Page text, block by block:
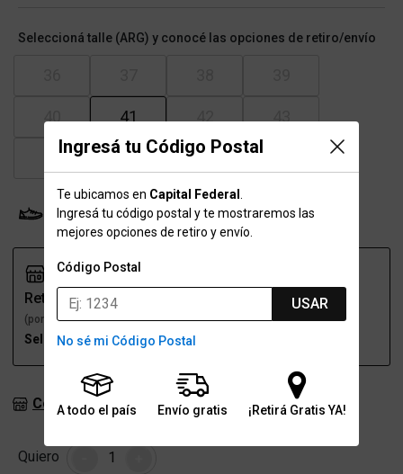
Ingresá tu Código Postal
Te ubicamos en Capital Federal
Ingresá tu código postal y te mostraremos las
mejores opciones de retiro y envío.
Código Postal
USAR
No sé mi Código Postal
A todo el país Envío gratis ¡Retirá Gratis YA!
Seleccioná talle (ARG) y conocé las opciones de retiro/envío
41
44 45 46
Probador Virtual Tabla de talles
Retiro
(por una sucursal)
Seleccioná talle
(a domicilio)
Consultar stock en sucursales
Quiero Cantidad